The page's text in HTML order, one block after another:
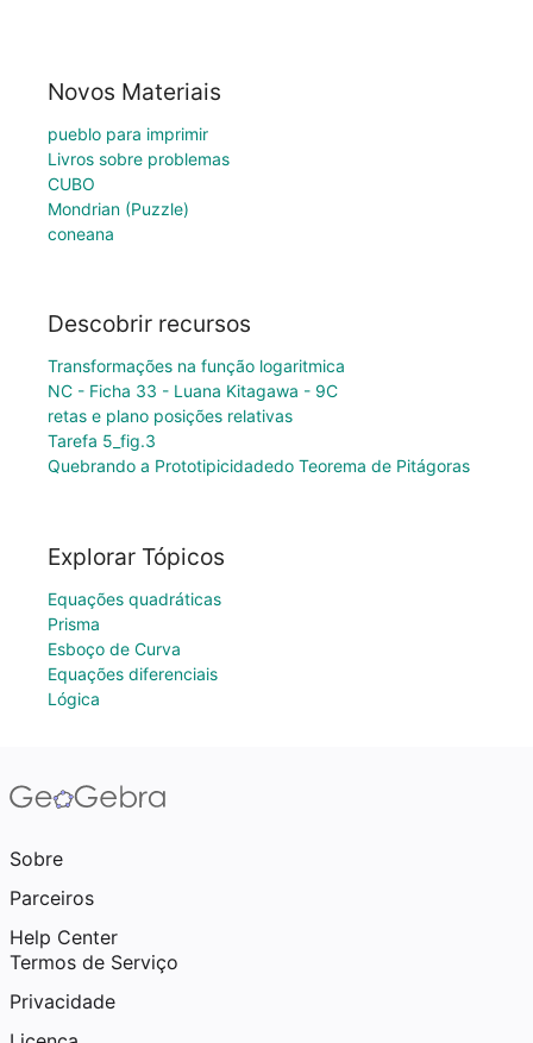
Novos Materiais
pueblo para imprimir
Livros sobre problemas
CUBO
Mondrian (Puzzle)
coneana
Descobrir recursos
Transformações na função logaritmica
NC - Ficha 33 - Luana Kitagawa - 9C
retas e plano posições relativas
Tarefa 5_fig.3
Quebrando a Prototipicidadedo Teorema de Pitágoras
Explorar Tópicos
Equações quadráticas
Prisma
Esboço de Curva
Equações diferenciais
Lógica
Sobre
Parceiros
Help Center
Termos de Serviço
Privacidade